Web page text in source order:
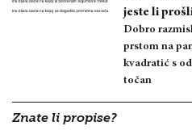
jeste li
Dobro
prstom na
kvadratić s
točan
Znate li propise?